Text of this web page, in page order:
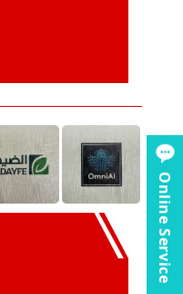
Online Service